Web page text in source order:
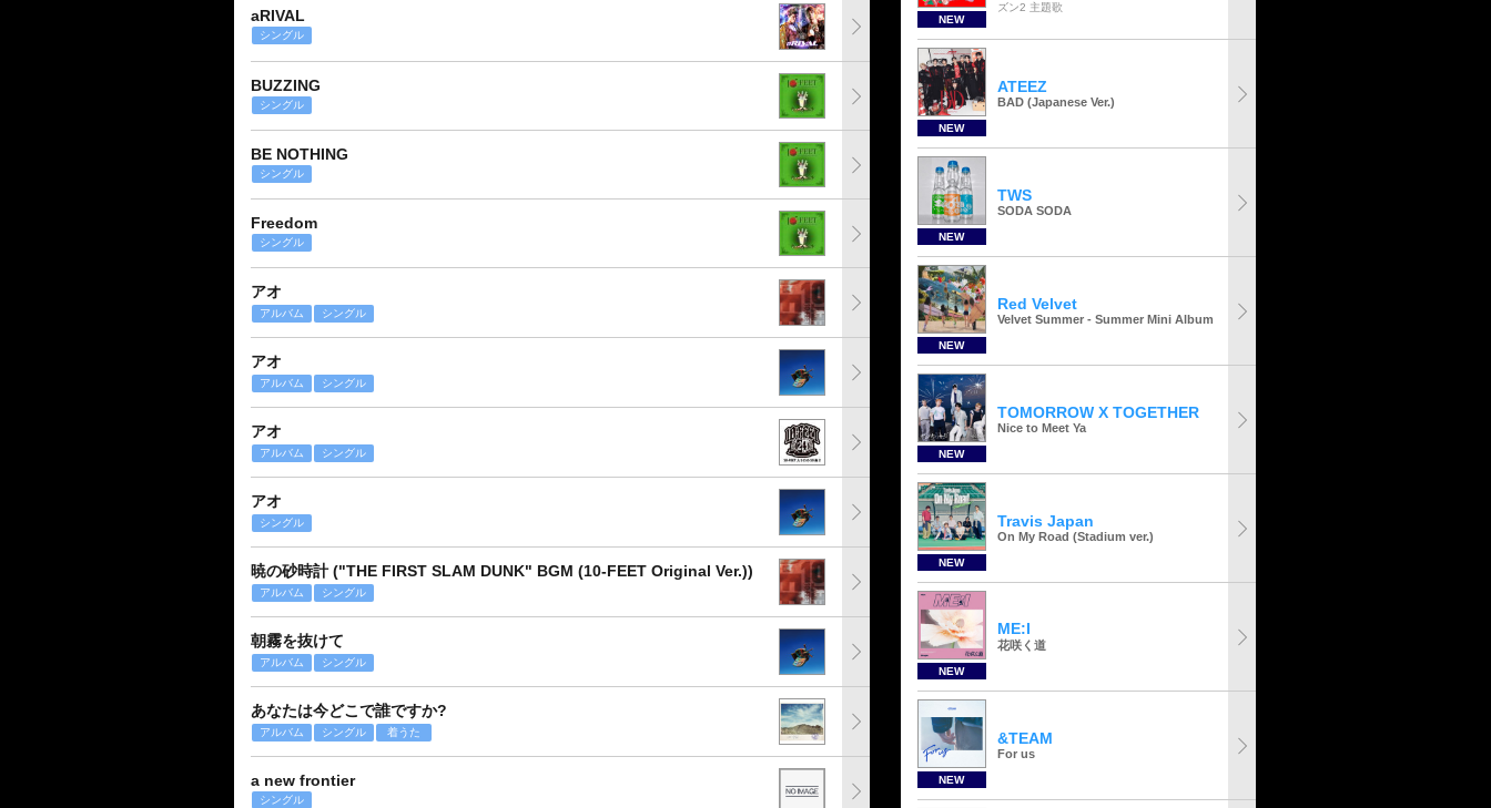
aRIVAL
シングル
BUZZING
シングル
BE NOTHING
シングル
Freedom
シングル
アオ
アルバム シングル
アオ
アルバム シングル
アオ
アルバム シングル
アオ
シングル
暁の砂時計 ("THE FIRST SLAM DUNK" BGM (10-FEET Original Ver.))
アルバム シングル
朝霧を抜けて
アルバム シングル
あなたは今どこで誰ですか?
アルバム シングル 着うた
a new frontier
シングル
NEW
ズン2 主題歌
NEW
ATEEZ
BAD (Japanese Ver.)
NEW
TWS
SODA SODA
NEW
Red Velvet
Velvet Summer - Summer Mini Album
NEW
TOMORROW X TOGETHER
Nice to Meet Ya
NEW
Travis Japan
On My Road (Stadium ver.)
NEW
ME:I
花咲く道
NEW
&TEAM
For us